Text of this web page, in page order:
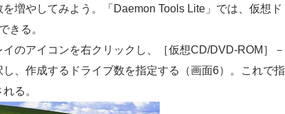
増やしてみよう。「Daemon Tools Lite」では、仮想ド
きる。
のアイコンを右クリックし、［仮想CD/DVD-ROM］－
し、作成するドライブ数を指定する（画面6）。これで指
る。